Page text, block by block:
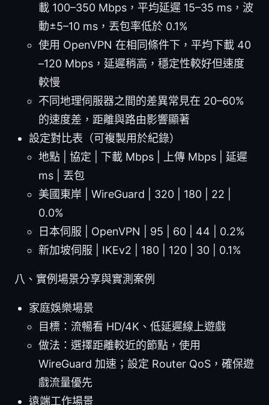
載 100–350 Mbps，平均延遲 15–35 ms，波
動±5–10 ms，丟包率低於 0.1%
使用 OpenVPN 在相同條件下，平均下載 40
–120 Mbps，延遲稍高，穩定性較好但速度
較慢
不同地理伺服器之間的差異常見在 20–60%
的速度差，距離與路由影響顯著
設定對比表（可複製用於紀錄）
地點 | 協定 | 下載 Mbps | 上傳 Mbps | 延遲
ms | 丟包
美國東岸 | WireGuard | 320 | 180 | 22 |
0.0%
日本伺服 | OpenVPN | 95 | 60 | 44 | 0.2%
新加坡伺服 | IKEv2 | 180 | 120 | 30 | 0.1%
八、實例場景分享與實測案例
家庭娛樂場景
目標：流暢看 HD/4K、低延遲線上遊戲
做法：選擇距離較近的節點，使用
WireGuard 加速；設定 Router QoS，確保遊
戲流量優先
遠端工作場景